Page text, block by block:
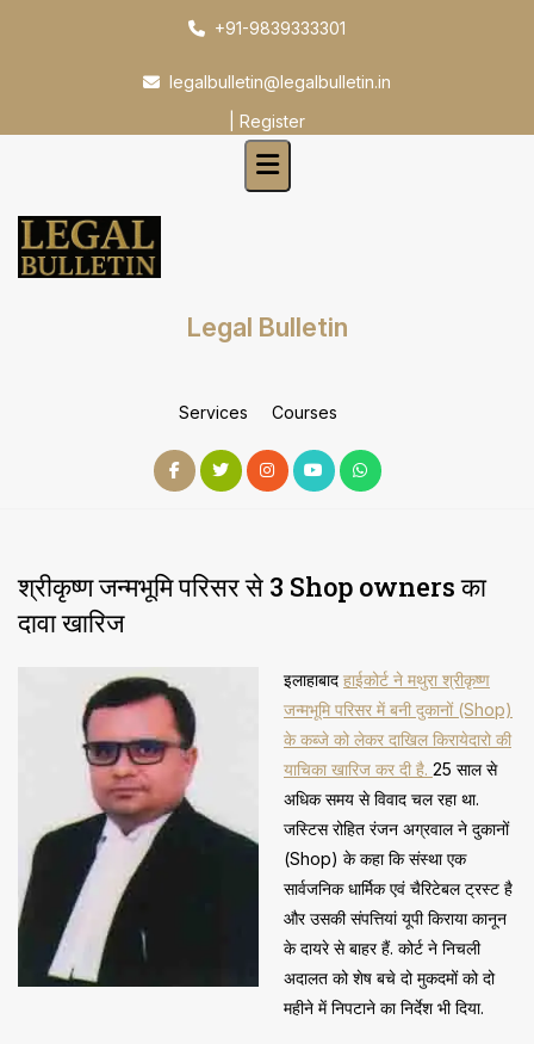
+91-9839333301
legalbulletin@legalbulletin.in
Register
Legal Bulletin
Services Courses
श्रीकृष्ण जन्मभूमि परिसर से 3 Shop owners का
दावा खारिज
इलाहाबाद हाईकोर्ट ने मथुरा श्रीकृष्ण
जन्मभूमि परिसर में बनी दुकानों (Shop)
के कब्जे को लेकर दाखिल किरायेदारो की
याचिका खारिज कर दी है. 25 साल से
अधिक समय से विवाद चल रहा था.
जस्टिस रोहित रंजन अग्रवाल ने दुकानों
(Shop) के कहा कि संस्था एक
सार्वजनिक धार्मिक एवं चैरिटेबल ट्रस्ट है
और उसकी संपत्तियां यूपी किराया कानून
के दायरे से बाहर हैं. कोर्ट ने निचली
अदालत को शेष बचे दो मुकदमों को दो
महीने में निपटाने का निर्देश भी दिया.